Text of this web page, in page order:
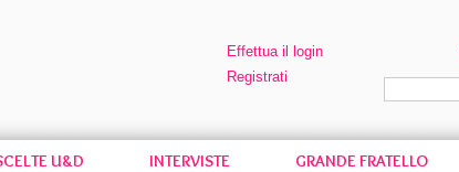
Effettua il login
Registrati
U&D INTERVISTE GRANDE FRATELLO